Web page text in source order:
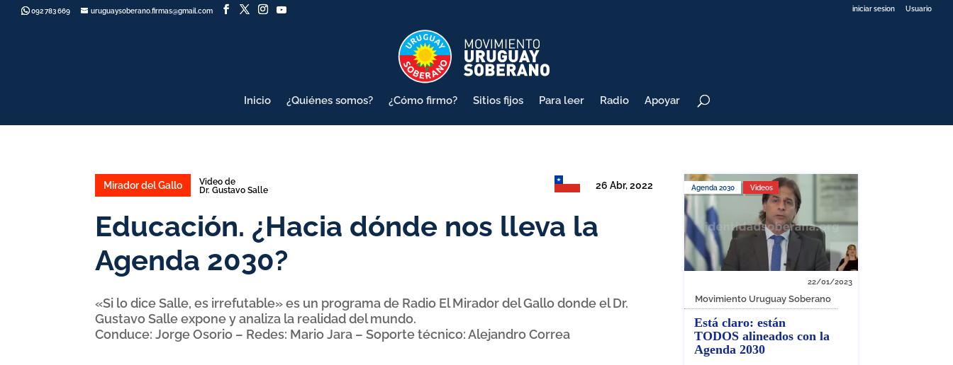
092 783 669 uruguaysoberano.firmas@gmail.com iniciar sesion Usuario
Inicio ¿Quiénes somos? ¿Cómo firmo? Sitios fijos Para leer Radio Apoyar
26 Abr, 2022
Mirador del Gallo
Video de
Dr. Gustavo Salle
Educación. ¿Hacia dónde nos lleva la
Agenda 2030?
«Si lo dice Salle, es irrefutable» es un programa de Radio El Mirador del Gallo donde el Dr.
Gustavo Salle expone y analiza la realidad del mundo.
Conduce: Jorge Osorio – Redes: Mario Jara – Soporte técnico: Alejandro Correa
Agenda 2030 Videos
22/01/2023
Movimiento Uruguay Soberano
Está claro: están
TODOS alineados con la
Agenda 2030